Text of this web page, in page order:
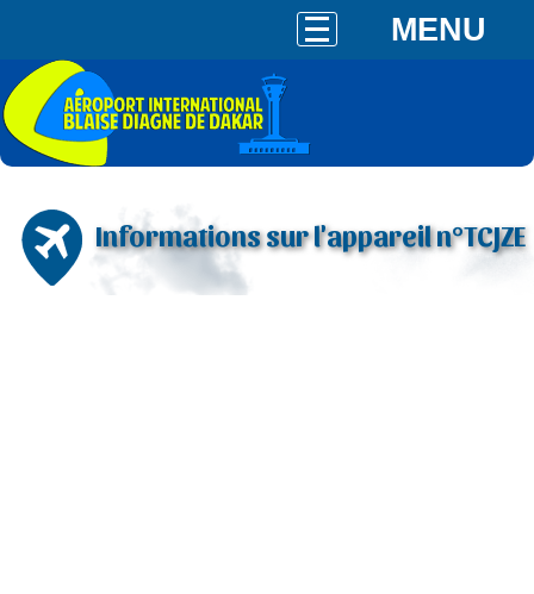
MENU
Informations sur l'appareil n°TCJZE